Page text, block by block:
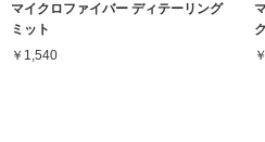
マイクロファイバー ディテーリング
ミット
￥1,540